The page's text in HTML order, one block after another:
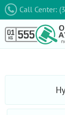
Call Center: